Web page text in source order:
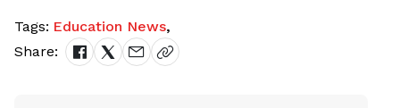
Tags: Education News,
Share: